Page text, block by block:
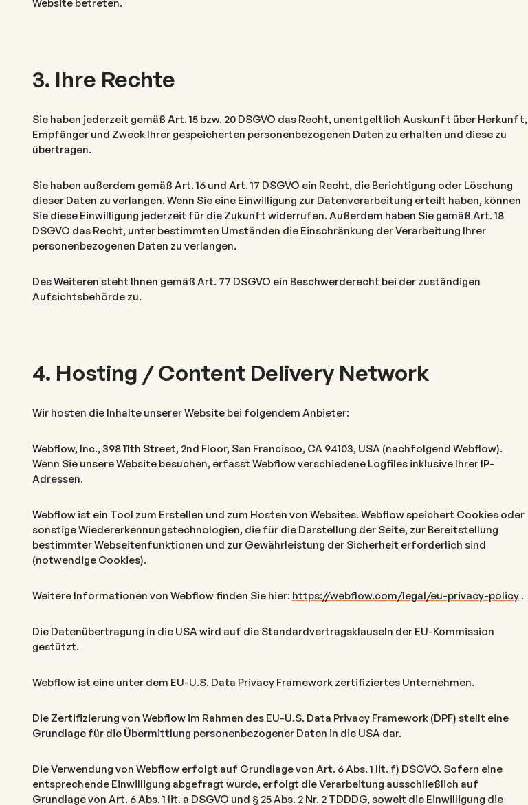
Website betreten.
3. Ihre Rechte
Sie haben jederzeit gemäß Art. 15 bzw. 20 DSGVO das Recht, unentgeltlich Auskunft über Herkunft,
Empfänger und Zweck Ihrer gespeicherten personenbezogenen Daten zu erhalten und diese zu
übertragen.
Sie haben außerdem gemäß Art. 16 und Art. 17 DSGVO ein Recht, die Berichtigung oder Löschung
dieser Daten zu verlangen. Wenn Sie eine Einwilligung zur Datenverarbeitung erteilt haben, können
Sie diese Einwilligung jederzeit für die Zukunft widerrufen. Außerdem haben Sie gemäß Art. 18
DSGVO das Recht, unter bestimmten Umständen die Einschränkung der Verarbeitung Ihrer
personenbezogenen Daten zu verlangen.
Des Weiteren steht Ihnen gemäß Art. 77 DSGVO ein Beschwerderecht bei der zuständigen
Aufsichtsbehörde zu.
4. Hosting / Content Delivery Network
Wir hosten die Inhalte unserer Website bei folgendem Anbieter:
Webflow, Inc., 398 11th Street, 2nd Floor, San Francisco, CA 94103, USA (nachfolgend Webflow).
Wenn Sie unsere Website besuchen, erfasst Webflow verschiedene Logfiles inklusive Ihrer IP-
Adressen.
Webflow ist ein Tool zum Erstellen und zum Hosten von Websites. Webflow speichert Cookies oder
sonstige Wiedererkennungstechnologien, die für die Darstellung der Seite, zur Bereitstellung
bestimmter Webseitenfunktionen und zur Gewährleistung der Sicherheit erforderlich sind
(notwendige Cookies).
Weitere Informationen von Webflow finden Sie hier: https://webflow.com/legal/eu-privacy-policy.
Die Datenübertragung in die USA wird auf die Standardvertragsklauseln der EU-Kommission
gestützt.
Webflow ist eine unter dem EU-U.S. Data Privacy Framework zertifiziertes Unternehmen.
Die Zertifizierung von Webflow im Rahmen des EU-U.S. Data Privacy Framework (DPF) stellt eine
Grundlage für die Übermittlung personenbezogener Daten in die USA dar.
Die Verwendung von Webflow erfolgt auf Grundlage von Art. 6 Abs. 1 lit. f) DSGVO. Sofern eine
entsprechende Einwilligung abgefragt wurde, erfolgt die Verarbeitung ausschließlich auf
Grundlage von Art. 6 Abs. 1 lit. a DSGVO und § 25 Abs. 2 Nr. 2 TDDDG, soweit die Einwilligung die